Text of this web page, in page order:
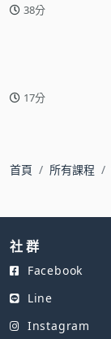
38分
17分
首頁 所有課程
社 群
Facebook
Line
Instagram